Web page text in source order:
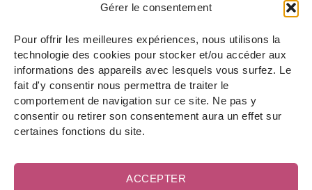
Gérer le consentement
Pour offrir les meilleures expériences, nous utilisons la
technologie des cookies pour stocker et/ou accéder aux
informations des appareils avec lesquels vous surfez. Le
fait d'y consentir nous permettra de traiter le
comportement de navigation sur ce site. Ne pas y
consentir ou retirer son consentement aura un effet sur
certaines fonctions du site.
ACCEPTER
Actus
© Continuing Care ASBL – 2026
Politique de la vie privée